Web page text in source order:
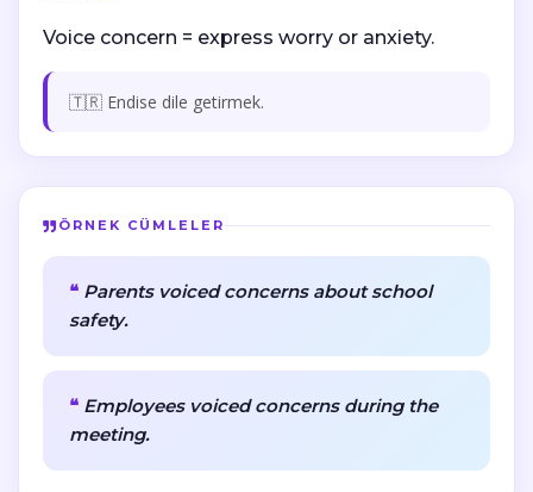
Voice concern = express worry or anxiety.
🇹🇷 Endise dile getirmek.
ÖRNEK CÜMLELER
Parents voiced concerns about school
safety.
Employees voiced concerns during the
meeting.